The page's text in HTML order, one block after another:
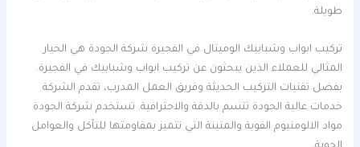
طويلة.
تركيب ابواب وشبابيك الوميتال في الفجيرة شركة الجودة هي الخيار
المثالي للعملاء الذين يبحثون عن تركيب ابواب وشبابيك في الفجيرة.
بفضل تقنيات التركيب الحديثة وفريق العمل المدرب، تقدم الشركة
خدمات عالية الجودة تتسم بالدقة والاحترافية. تستخدم شركة الجودة
مواد الالومنيوم القوية والمتينة التي تتميز بمقاومتها للتآكل والعوامل